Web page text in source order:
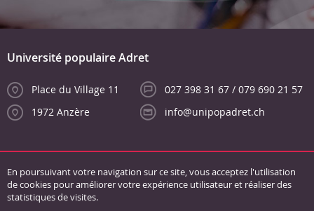
Université populaire Adret
Place du Village 11
1972 Anzère
027 398 31 67 / 079 690 21 57
info@unipopadret.ch
En poursuivant votre navigation sur ce site, vous acceptez l'utilisation
de cookies pour améliorer votre expérience utilisateur et réaliser des
statistiques de visites.